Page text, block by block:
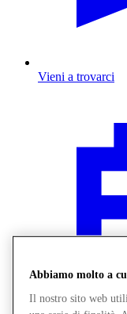
Vieni a trovarci
Abbiamo molto a
Il nostro sito web